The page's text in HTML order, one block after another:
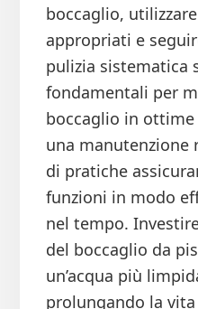
boccaglio,
appropriati e
pulizia sistematica
fondamentali per
boccaglio in
una manutenzione
di pratiche
funzioni in modo
nel tempo.
del boccaglio da
un’acqua più
prolungando la